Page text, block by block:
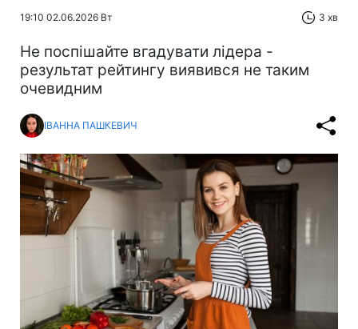
19:10 02.06.2026 Вт 3 хв
Не поспішайте вгадувати лідера -
результат рейтингу виявився не таким
очевидним
ІВАННА ПАШКЕВИЧ